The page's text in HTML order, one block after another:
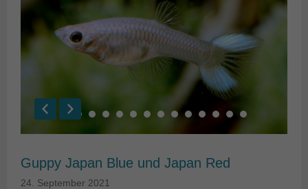
Guppy Japan Blue und Japan Red
24. September 2021